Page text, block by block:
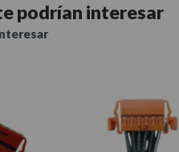
podrían interesar